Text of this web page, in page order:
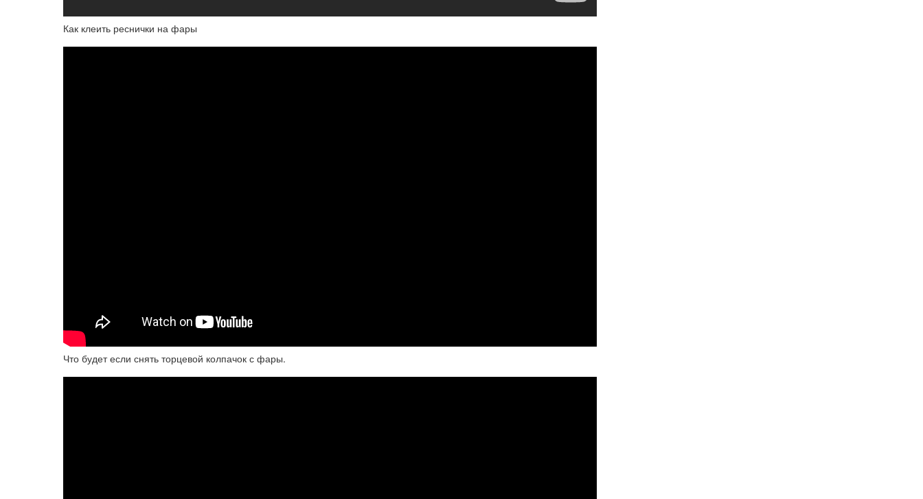
Как клеить реснички на фары
Что будет если снять торцевой колпачок с фары.